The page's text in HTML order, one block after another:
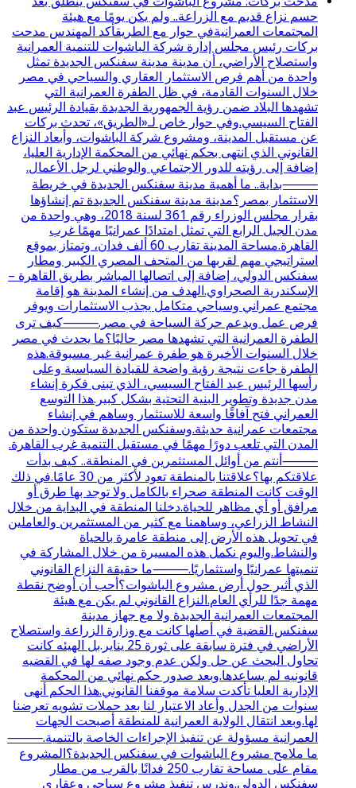
حسم نزاع قديم مع الزراعة.. ولم يكن يومًا مع هيئة
المجتمعات العمرانيةفي حوار مع الطريقأكد المهندس مدحت
بركات رئيس مجلس إدارة شركة الباشوات للتنمية العمرانية
واستصلاح الأراضي، أن مدينة مدينة سفنكس الجديدة تمثل
واحدة من أهم فرص الاستثمار العقاري والسياحي في مصر
خلال السنوات القادمة، في ظل الطفرة العمرانية التي
تشهدها البلاد ضمن رؤية الجمهورية الجديدة بقيادة الرئيس عبد
الفتاح السيسي.وفي حوار خاص لـ«الطريق»، تحدث بركات
عن مستقبل المدينة، ومشروع شركة الباشوات، وأبعاد النزاع
القانوني الذي انتهى بحكم نهائي من المحكمة الإدارية العليا،
إضافة إلى رؤيته للدور الاجتماعي والوطني لرجل الأعمال.
⸻بداية.. ما أهمية مدينة سفنكس الجديدة في خريطة
الاستثمار بمصر؟مدينة مدينة سفنكس الجديدة تم إنشاؤها
بقرار مجلس الوزراء رقم 361 لسنة 2018، وهي واحدة من
مدن الجيل الرابع التي تمثل امتدادًا عمرانيًا مهمًا غرب
القاهرة.مساحة المدينة تقارب 60 ألف فدان، وتمتاز بموقع
استراتيجي مهم لقربها من المتحف المصري الكبير ومطار
سفنكس الدولي، إضافة إلى اتصالها المباشر بطريق القاهرة –
الإسكندرية الصحراوي.الهدف من إنشاء المدينة هو إقامة
مجتمع عمراني وسياحي متكامل يجذب الاستثمارات ويوفر
فرص عمل ويدعم حركة السياحة في مصر.⸻كيف ترى
الطفرة العمرانية التي تشهدها مصر حاليًا؟ما يحدث في مصر
خلال السنوات الأخيرة هو طفرة عمرانية غير مسبوقة.هذه
الطفرة جاءت نتيجة رؤية واضحة للقيادة السياسية وعلى
رأسها الرئيس عبد الفتاح السيسي، الذي تبنى فكرة إنشاء
مدن جديدة وتطوير البنية التحتية بشكل كبير.هذا التوسع
العمراني فتح آفاقًا واسعة للاستثمار وساهم في إنشاء
مجتمعات عمرانية حديثة.وسفنكس الجديدة ستكون واحدة من
المدن التي تلعب دورًا مهمًا في مستقبل التنمية غرب القاهرة.
⸻أنتم من أوائل المستثمرين في المنطقة.. كيف بدأت
علاقتكم بها؟علاقتنا بالمنطقة تعود لأكثر من 30 عامًا.في ذلك
الوقت كانت المنطقة صحراء بالكامل ولا توجد بها طرق أو
مرافق أو أي مظاهر للحياة.دخلنا المنطقة في البداية من خلال
النشاط الزراعي، وساهمنا مع كثير من المستثمرين والعاملين
في تحويل هذه الأرض إلى منطقة عامرة بالحياة
والنشاط.واليوم نكمل هذه المسيرة من خلال المشاركة في
تنميتها عمرانيًا واستثماريًا.⸻ما حقيقة النزاع القانوني
الذي أثير حول أرض مشروع الباشوات؟أحب أن أوضح نقطة
مهمة جدًا للرأي العام.النزاع القانوني لم يكن مع هيئة
المجتمعات العمرانية الجديدة ولا مع جهاز مدينة
سفنكس.القضية في أصلها كانت مع وزارة الزراعة واستصلاح
الأراضي في فترة سابقة على ثورة 25 يناير.بل الهيئه كانت
تحاول البحث عن حل ولكن عدم وجود صفه لها في القضيه
قانونيه لم يساعدها.وبعد صدور حكم نهائي من المحكمة
الإدارية العليا تأكدت سلامة موقفنا القانوني.هذا الحكم أنهى
سنوات من الجدل وأعاد الاعتبار لنا بعد حملات تشويه تعرضنا
لها.وبعد انتقال الولاية العمرانية للمنطقة أصبحت الجهات
العمرانية مسؤولة عن تنفيذ الإجراءات الخاصة بالتنمية.⸻
ما ملامح مشروع الباشوات في سفنكس الجديدة؟المشروع
مقام على مساحة تقارب 250 فدانًا بالقرب من مطار
سفنكس الدولي.وندرس تنفيذ مشروع سياحي وعقاري